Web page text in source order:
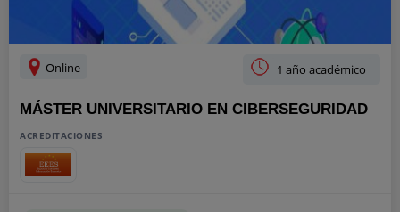
Online 1 año académico
MÁSTER UNIVERSITARIO EN CIBERSEGURIDAD
ACREDITACIONES